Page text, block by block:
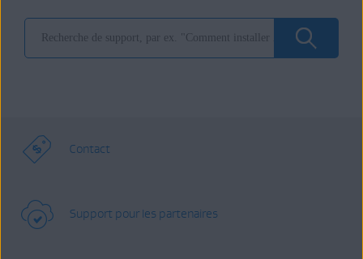
Contact
Support pour les partenaires